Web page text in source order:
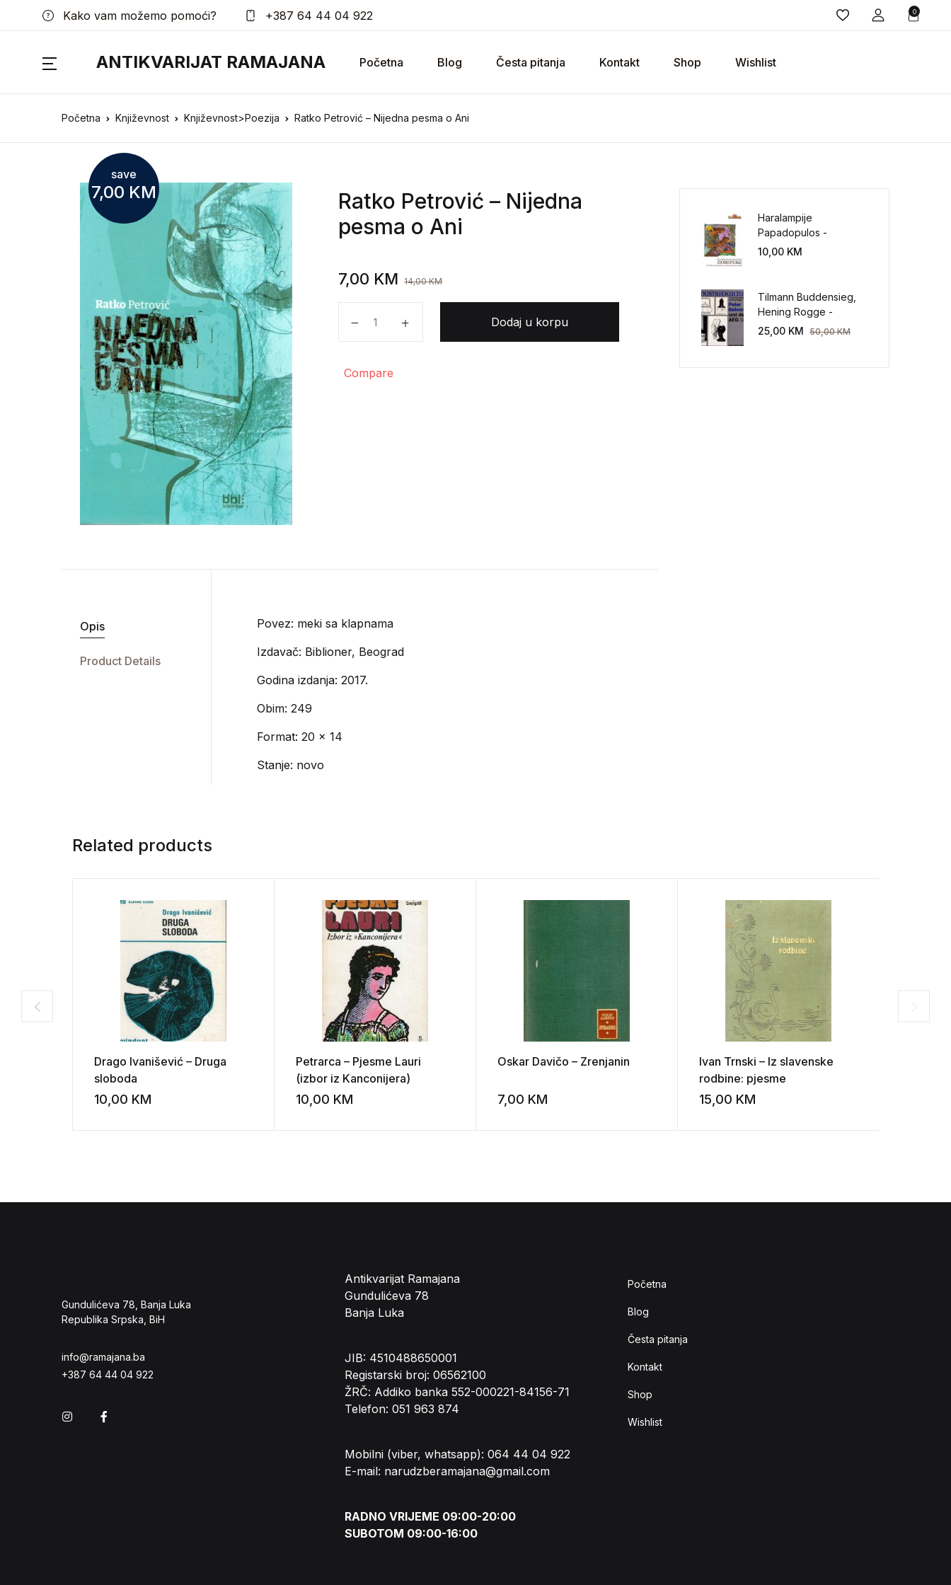
Kako vam možemo pomoći? +387 64 44 04 922 0
ANTIKVARIJAT RAMAJANA Početna Blog Česta pitanja Kontakt Shop Wishlist
Početna Književnost Književnost>Poezija Ratko Petrović – Nijedna pesma o Ani
save
7,00 KM Ratko Petrović – Nijedna
pesma o Ani
7,00 KM 14,00KM
Dodaj u korpu
Compare
Opis
Product Details
Povez: meki sa klapnama
Izdavač: Biblioner, Beograd
Godina izdanja: 2017.
Obim: 249
Format: 20 x 14
Stanje: novo
Haralampije
Papadopulos -
Poverenje: sloboda od
10,00 KM
Tilmann Buddensieg,
Hening Rogge -
Industriekultur: Peter
25,00 KM 50,00KM
Related products
Drago Ivanišević – Druga
sloboda
10,00 KM Add to wishlist
Petrarca – Pjesme Lauri
(izbor iz Kanconijera)
10,00 KM Add to wishlist
Oskar Davičo – Zrenjanin
7,00 KM Add to wishlist
Ivan Trnski – Iz slavenske
rodbine: pjesme
15,00 KM
Gundulićeva 78, Banja Luka
Republika Srpska, BiH
info@ramajana.ba
+387 64 44 04 922
Instagram
Antikvarijat Ramajana
Gundulićeva 78
Banja Luka
JIB: 4510488650001
Registarski broj: 06562100
ŽRČ: Addiko banka 552-000221-84156-71
Telefon: 051 963 874
Mobilni (viber, whatsapp): 064 44 04 922
E-mail: narudzberamajana@gmail.com
RADNO VRIJEME 09:00-20:00
SUBOTOM 09:00-16:00
Početna
Blog
Česta pitanja
Kontakt
Shop
Wishlist